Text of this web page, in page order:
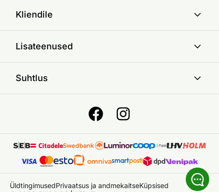
Kliendile
Lisateenused
Suhtlus
ÜldtingimusedPrivaatsus ja andmekaitseKüpsised